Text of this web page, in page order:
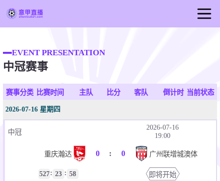
意甲直播
足球直播
篮球直播
意甲录像
EVENT PRESENTATION
中冠赛事
赛事分类 比赛时间 主队 比分 客队 倒计时 当前状态
2026-07-16 星期四
中冠
2026-07-16
19:00
重庆瀚达 0 : 0 广州联增城澳体
527: 23 : 58 即将开始